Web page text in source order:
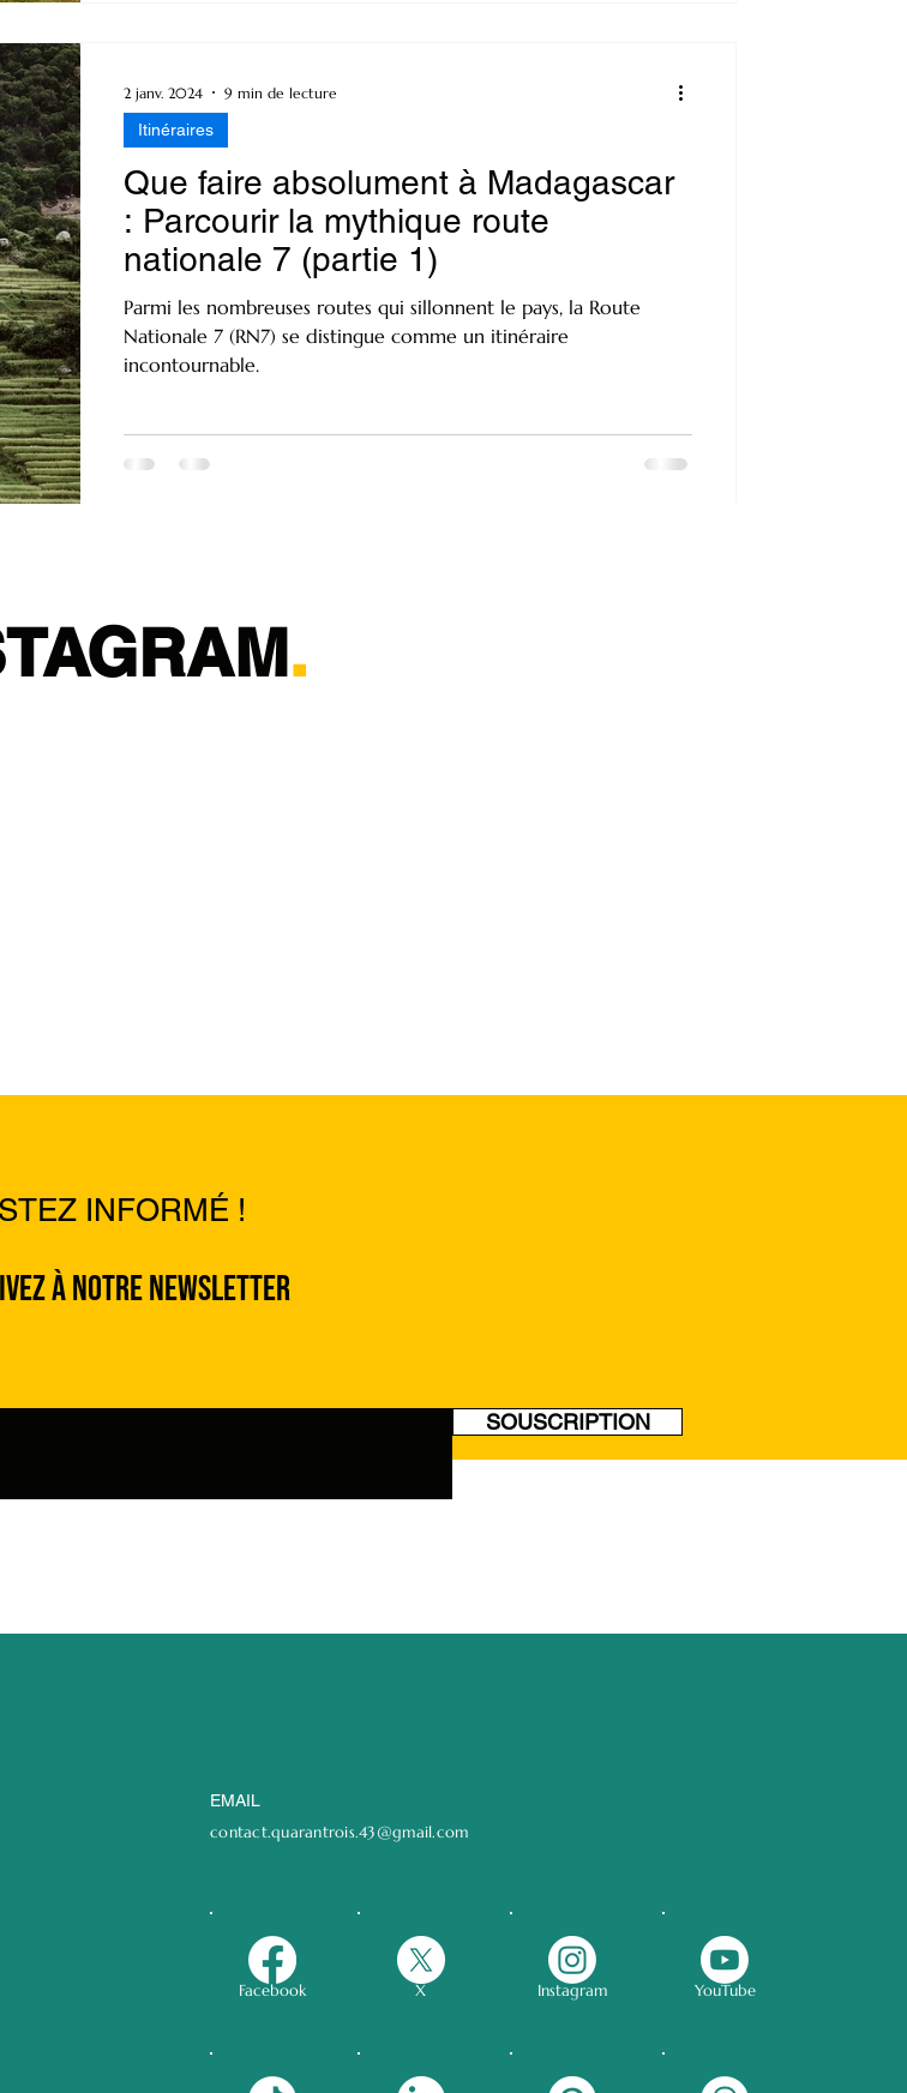
Que faire absolument à Madagascar
: Parcourir la mythique route
nationale 7 (partie 1)
Parmi les nombreuses routes qui sillonnent le pays, la Route
Nationale 7 (RN7) se distingue comme un itinéraire
incontournable.
Itinéraires
2 janv. 2024 9 min de lecture
.
INFORMÉ !
à notre newsletter
SOUSCRIPTION
EMAIL
contact.quarantrois.43@gmail.com
Facebook X Instagram YouTube